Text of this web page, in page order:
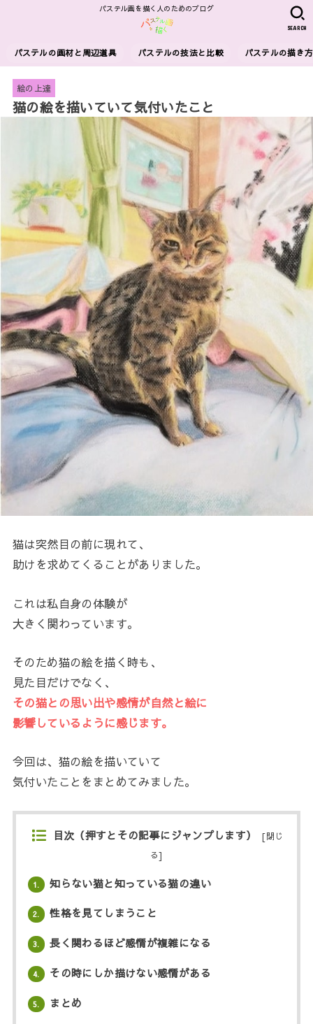
パステル画を描く人のためのブログ
パステルの画材と周辺道具 パステルの技法と比較 パステルの描き方
SEARCH
絵の上達
猫の絵を描いていて気付いたこと
猫は突然目の前に現れて、
助けを求めてくることがありました。
これは私自身の体験が
大きく関わっています。
そのため猫の絵を描く時も、
見た目だけでなく、
その猫との思い出や感情が自然と絵に
影響しているように感じます。
今回は、猫の絵を描いていて
気付いたことをまとめてみました。
目次（押すとその記事にジャンプします） [閉じ
る]
1. 知らない猫と知っている猫の違い
2. 性格を見てしまうこと
3. 長く関わるほど感情が複雑になる
4. その時にしか描けない感情がある
5. まとめ